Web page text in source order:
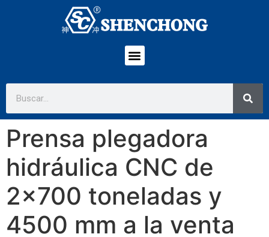
Prensa plegadora
hidráulica CNC de
2×700 toneladas y
4500 mm a la venta